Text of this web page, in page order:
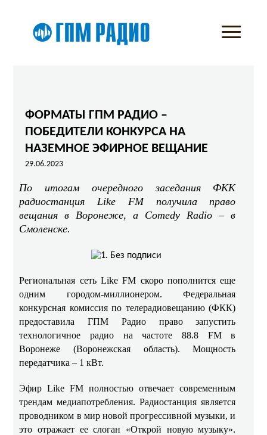
ФОРМАТЫ ГПМ РАДИО –
ПОБЕДИТЕЛИ КОНКУРСА НА
НАЗЕМНОЕ ЭФИРНОЕ ВЕЩАНИЕ
29.06.2023
По итогам очередного заседания ФКК
радиостанция Like FM получила право
вещания в Воронеже, а Comedy Radio – в
Смоленске.
Региональная сеть Like FM скоро пополнится еще
одним городом-миллионером. Федеральная
конкурсная комиссия по телерадиовещанию (ФКК)
предоставила ГПМ Радио право запустить
технологичное радио на частоте 88.8 FM в
Воронеже (Воронежская область). Мощность
передатчика – 1 кВт.
Эфир Like FM полностью отвечает современным
трендам медиапотребления. Радиостанция является
проводником в мир новой прогрессивной музыки, и
это отражает ее слоган «Открой новую музыку».